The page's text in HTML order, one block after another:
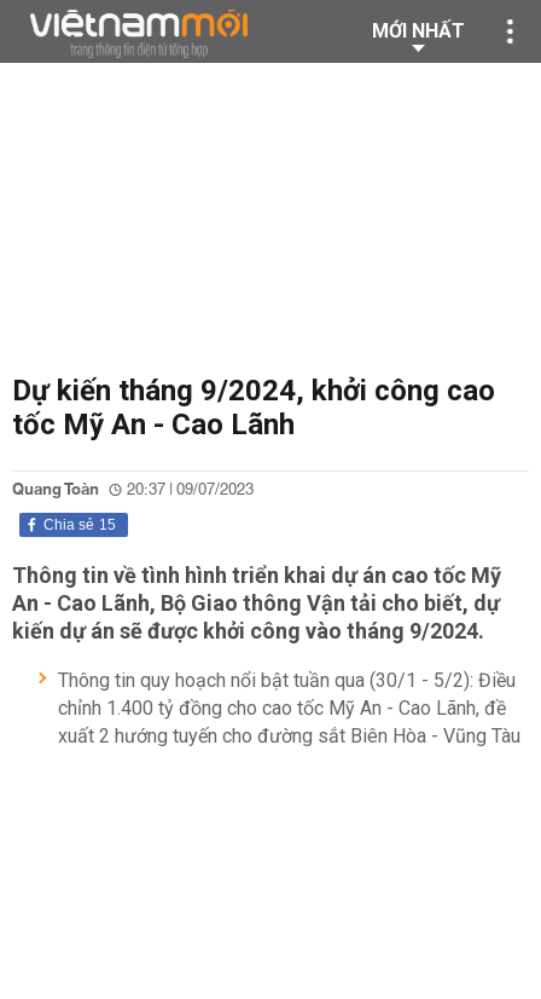
MỚI NHẤT
Dự kiến tháng 9/2024, khởi công cao
tốc Mỹ An - Cao Lãnh
Quang Toàn 20:37 | 09/07/2023
15
Chia sẻ
Thông tin về tình hình triển khai dự án cao tốc Mỹ
An - Cao Lãnh, Bộ Giao thông Vận tải cho biết, dự
kiến dự án sẽ được khởi công vào tháng 9/2024.
Thông tin quy hoạch nổi bật tuần qua (30/1 - 5/2): Điều
chỉnh 1.400 tỷ đồng cho cao tốc Mỹ An - Cao Lãnh, đề
xuất 2 hướng tuyến cho đường sắt Biên Hòa - Vũng Tàu